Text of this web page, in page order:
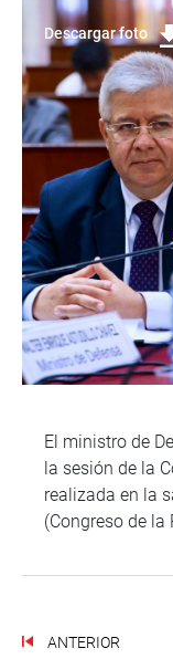
Descargar foto
El ministro de
la sesión de la
realizada en la
(Congreso de
ANTERIOR